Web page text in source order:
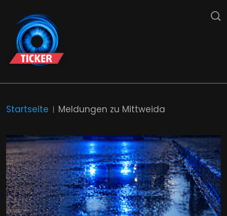
Startseite Meldungen zu Mittweida